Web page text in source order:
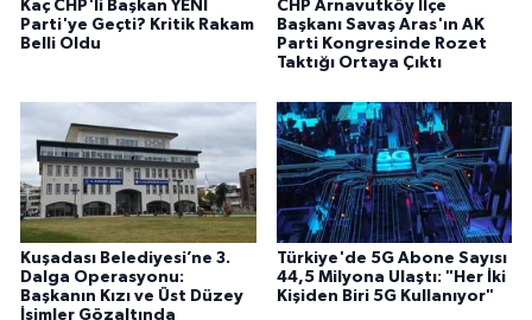
Kaç CHP'li Başkan YENİ
Parti'ye Geçti? Kritik Rakam
Belli Oldu
CHP Arnavutköy İlçe
Başkanı Savaş Aras'ın AK
Parti Kongresinde Rozet
Taktığı Ortaya Çıktı
Kuşadası Belediyesi’ne 3.
Dalga Operasyonu:
Başkanın Kızı ve Üst Düzey
İsimler Gözaltında
Türkiye'de 5G Abone Sayısı
44,5 Milyona Ulaştı: "Her İki
Kişiden Biri 5G Kullanıyor"